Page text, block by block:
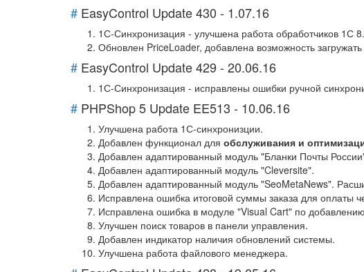
# EasyControl Update 430 - 1.07.16
1С-Синхронизация - улучшена работа обработчиков 1С
Обновлен PriceLoader, добавлена возможность
# EasyControl Update 429 - 20.06.16
1С-Синхронизация - исправлены ошибки ручной
# PHPShop 5 Update EE513 - 10.06.16
Улучшена работа 1С-синхронизции.
Добавлен функционал для обслуживания и
Добавлен адаптированный модуль "Бланки Почты
Добавлен адаптированный модуль "Cleversite".
Добавлен адаптированный модуль "SeoMetaNews".
Исправлена ошибка итоговой суммы заказа для оплаты
Исправлена ошибка в модуле "Visual Cart" по
Улучшен поиск товаров в панели управления.
Добавлен индикатор наличия обновлений системы.
Улучшена работа файлового менеджера.